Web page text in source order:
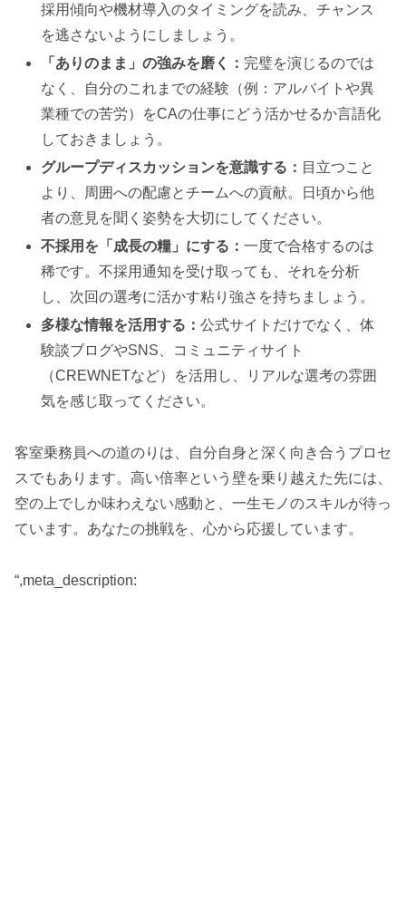
採用傾向や機材導入のタイミングを読み、チャンス
を逃さないようにしましょう。
「ありのまま」の強みを磨く： 完璧を演じるのでは
なく、自分のこれまでの経験（例：アルバイトや異
業種での苦労）をCAの仕事にどう活かせるか言語化
しておきましょう。
グループディスカッションを意識する： 目立つこと
より、周囲への配慮とチームへの貢献。日頃から他
者の意見を聞く姿勢を大切にしてください。
不採用を「成長の糧」にする：一度で合格するのは
稀です。不採用通知を受け取っても、それを分析
し、次回の選考に活かす粘り強さを持ちましょう。
多様な情報を活用する：公式サイトだけでなく、体
験談ブログやSNS、コミュニティサイト
（CREWNETなど）を活用し、リアルな選考の雰囲
気を感じ取ってください。
客室乗務員への道のりは、自分自身と深く向き合うプロセ
スでもあります。高い倍率という壁を乗り越えた先には、
空の上でしか味わえない感動と、一生モノのスキルが待っ
ています。あなたの挑戦を、心から応援しています。
“,meta_description: